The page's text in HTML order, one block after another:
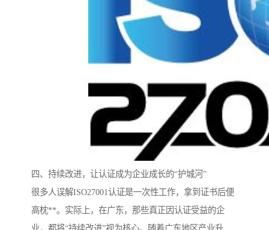
四、持续改进，让认证成为企业成长的“护城河”
很多人误解ISO27001认证是一次性工作，拿到证书后便
高枕**。实际上，在广东，那些真正因认证受益的企